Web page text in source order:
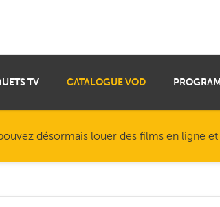
TV CATALOGUE VOD
désormais louer des films en ligne